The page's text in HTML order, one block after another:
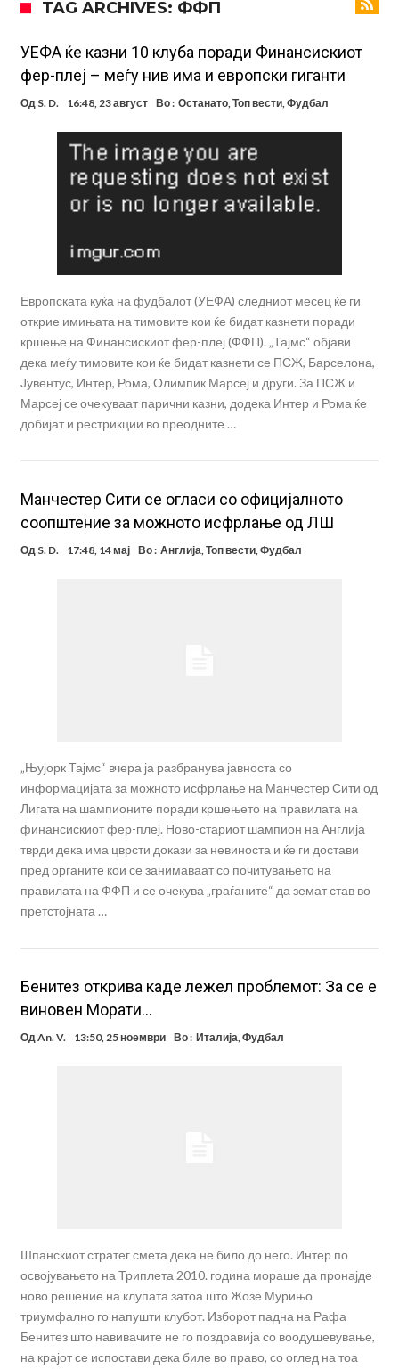
Мекгрегор успешно опериран: Коленото е средено, се враќам
посилен од кога било
Ханси Флик не жали долго за Араухо, туку брзо најде замена во
англиската Премиер лига
Играч на Барселона бесен го напушти тренингот по
срцепарателните зборови на Флик
Кам-бек на терен за Мудрик по над 600 дена, но веднаш
Прекините за хидрација станаа бизнис: ФИФА не планира да ги
укине
Француски судија обвинет за семејно насилство – му се заканува
TAG ARCHIVES: ФФП
УЕФА ќе казни 10 клуба поради Финансискиот
фер-плеј – меѓу нив има и европски гиганти
Од S. D. 16:48, 23 август Во : Останато, Топ вести, Фудбал
Европската куќа на фудбалот (УЕФА) следниот месец ќе ги
открие имињата на тимовите кои ќе бидат казнети поради
кршење на Финансискиот фер-плеј (ФФП). „Тајмс“ објави
дека меѓу тимовите кои ќе бидат казнети се ПСЖ, Барселона,
Јувентус, Интер, Рома, Олимпик Марсеј и други. За ПСЖ и
Марсеј се очекуваат парични казни, додека Интер и Рома ќе
добијат и рестрикции во преодните …
Maнчестер Сити се огласи со официјалното
соопштение за можното исфрлање од ЛШ
Од S. D. 17:48, 14 мај Во : Англија Топ вести, Фудбал
„Њујорк Тајмс“ вчера ја разбранува јавноста со
информацијата за можното исфрлање на Манчестер Сити од
Лигата на шампионите поради кршењето на правилата на
финансискиот фер-плеј. Ново-стариот шампион на Англија
тврди дека има цврсти докази за невиноста и ќе ги достави
пред органите кои се занимаваат со почитувањето на
правилата на ФФП и се очекува „граѓаните“ да земат став во
претстојната …
Бенитез открива каде лежел проблемот: За се е
виновен Морати…
ОдAn. V. 13:50, 25 ноември Во : Италија,Фудбал
Шпанскиот стратег смета дека не било до него. Интер по
освојувањето на Триплета 2010. година мораше да пронајде
ново решение на клупата затоа што Жозе Мурињо
триумфално го напушти клубот. Изборот падна на Рафа
Бенитез што навивачите не го поздравија со воодушевување,
на крајот се испостави дека биле во право, со оглед на тоа